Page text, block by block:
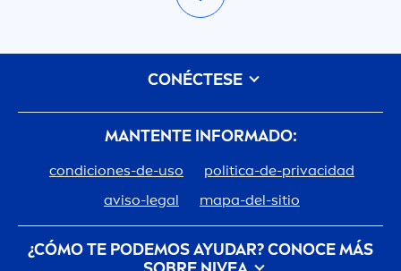
dañinos rayos UV, tratar la piel sensible o ayudar
exactamente lo que necesita para que tú y toda
su familia estén seguros bajo el sol, en cualquier
selección de productos de protección solar
tu cuerpo durante todo el día. No lo dudes, en
Tenemos algo para satisfacer todas sus
¿No estás seguro de cuál es el mejor producto
MANTENTE INFORMADO:
condiciones-de-uso
politica-de-privacidad
aviso-legal
mapa-del-sitio
¿CÓMO TE PODEMOS AYUDAR? CONOCE MÁS
CONÉCTESE